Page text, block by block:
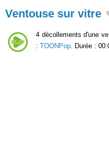
Ventouse sur vitre
4 décollements d'une
: TOONPop . Durée :